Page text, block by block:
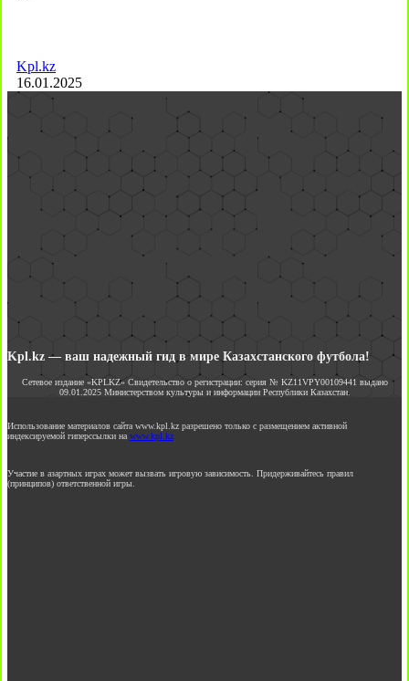
Kpl.kz
16.01.2025
Kpl.kz — ваш надежный гид в мире Казахстанского футбола!
Сетевое издание «KPLKZ» Свидетельство о регистрации: серия № KZ11VPY00109441 выдано
09.01.2025 Министерством культуры и информации Республики Казахстан.
Использование материалов сайта www.kpl.kz разрешено только с размещением активной
индексируемой гиперссылки на www.kpl.kz
Участие в азартных играх может вызвать игровую зависимость. Придерживайтесь правил
(принципов) ответственной игры.